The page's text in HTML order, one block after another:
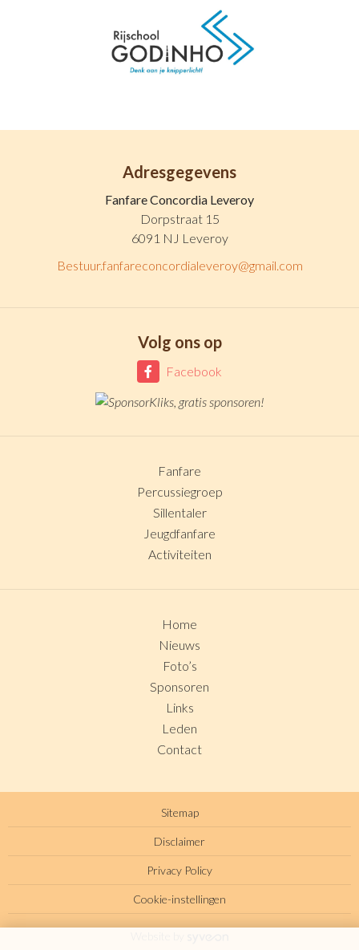
Adresgegevens
Fanfare Concordia Leveroy
Dorpstraat 15
6091 NJ Leveroy
Bestuur.fanfareconcordialeveroy@gmail.com
Volg ons op
Facebook
Fanfare
Percussiegroep
Sillentaler
Jeugdfanfare
Activiteiten
Home
Nieuws
Foto’s
Sponsoren
Links
Leden
Contact
Sitemap
Disclaimer
Privacy Policy
Cookie-instellingen